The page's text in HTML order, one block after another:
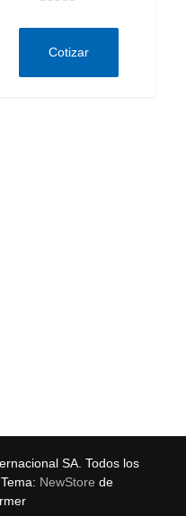
deCotizar
SA. Todos los
Tema: NewStore de